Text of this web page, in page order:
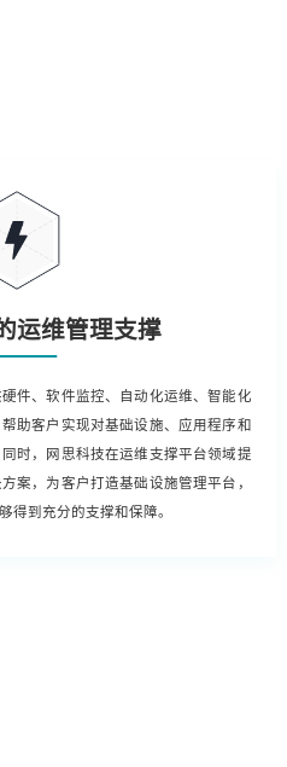
运维管理支撑
件、软件监控、自动化运维、智能化
助客户实现对基础设施、应用程序和
时，网思科技在运维支撑平台领域提
案，为客户打造基础设施管理平台，
得到充分的支撑和保障。